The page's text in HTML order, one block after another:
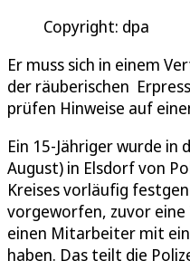
Copyright: dpa
Er muss sich in einem
der räuberischen
prüfen Hinweise auf
Ein 15-Jähriger wurde in
August) in Elsdorf von
Kreises vorläufig
vorgeworfen, zuvor
einen Mitarbeiter mit
haben. Das teilt die